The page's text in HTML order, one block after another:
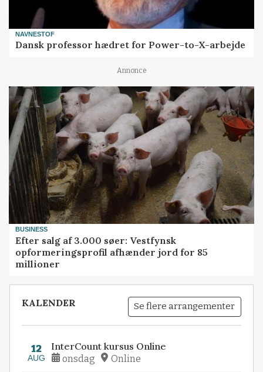
NAVNESTOF
Dansk professor hædret for Power-to-X-arbejde
Annonce
BUSINESS
Efter salg af 3.000 søer: Vestfynsk
opformeringsprofil afhænder jord for 85
millioner
KALENDER Se flere arrangementer
12
AUG
InterCount kursus Online
onsdag Online